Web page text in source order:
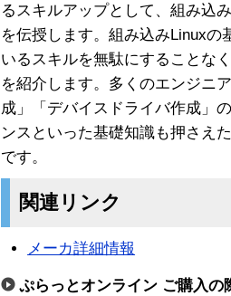
るスキルアップとして、組み込
を伝授します。組み込みLinux
いるスキルを無駄にすることな
を紹介します。多くのエンジニ
成」「デバイスドライバ作成」
ンスといった基礎知識も押さえ
です。
関連リンク
メーカ詳細情報
ぷらっとオンライン ご購入の